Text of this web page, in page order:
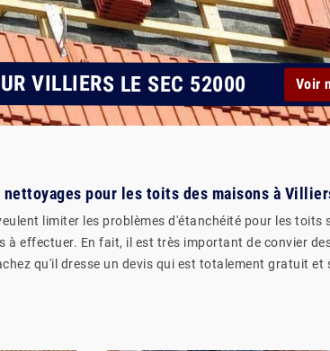
VILLIERS LE SEC 52000 Voir
nettoyages pour les toits des maisons à
limiter les problèmes d'étanchéité pour les
à effectuer. En fait, il est très important de convier
qu'il dresse un devis qui est totalement gratuit